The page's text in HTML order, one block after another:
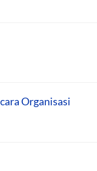
Organisasi